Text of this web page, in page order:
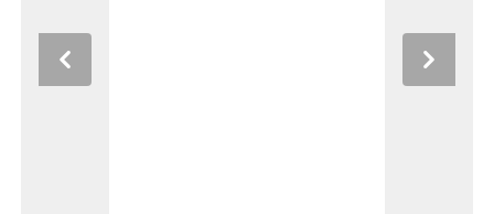
Previous Next